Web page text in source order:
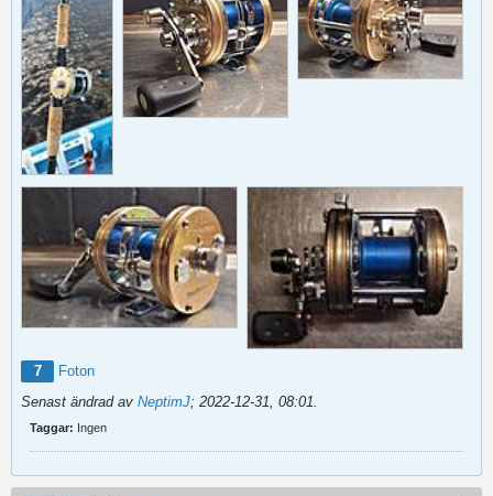
7
Foton
Senast ändrad av NeptimJ; 2022-12-31, 08:01.
Taggar: Ingen